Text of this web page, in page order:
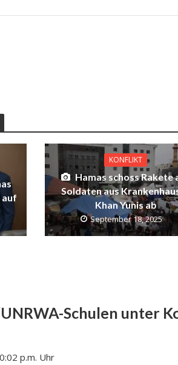
auf
KONFLIKT
Hamas schoss Rakete
Soldaten aus
Khan Yunis ab
September 18, 2025
Schulen unter
p.m. Uhr